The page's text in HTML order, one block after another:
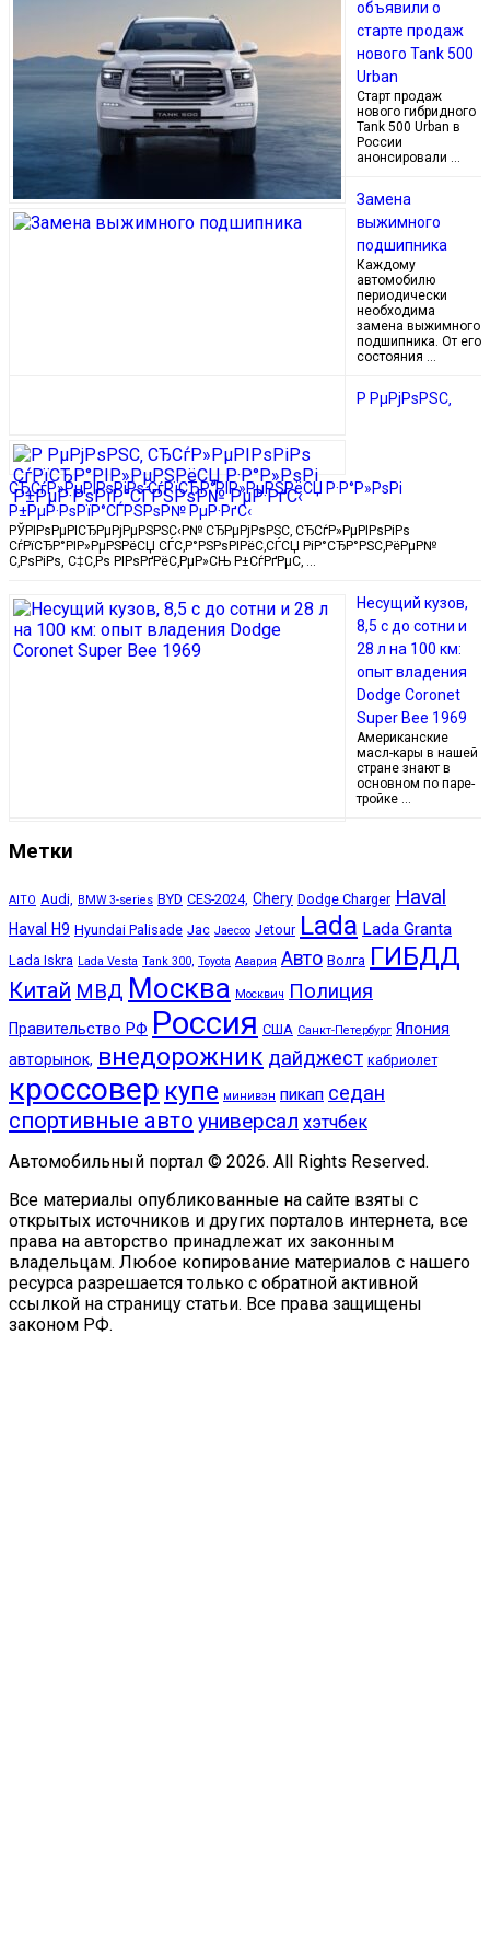
объявили о
старте продаж
нового Tank 500
Urban
Старт продаж
нового гибридного
Tank 500 Urban в
России
анонсировали …
Замена
выжимного
подшипника
Каждому
автомобилю
периодически
необходима
замена выжимного
подшипника. От его
состояния …
Р РµРјРѕРЅС‚
СЂСѓР»РµРІРѕРіРѕ СѓРїСЂР°РІР»РµРЅРёСЏ Р·Р°Р»РѕРі
Р±РµР·РѕРїР°СЃРЅРѕР№ РµР·РґС‹
РЎРІРѕРµРІСЂРµРјРµРЅРЅС‹Р№ СЂРµРјРѕРЅС‚ СЂСѓР»РµРІРѕРіРѕ
СѓРїСЂР°РІР»РµРЅРёСЏ СЃС‚Р°РЅРѕРІРёС‚СЃСЏ РіР°СЂР°РЅС‚РёРµР№
С‚РѕРіРѕ, С‡С‚Рѕ РІРѕРґРёС‚РµР»СЊ Р±СѓРґРµС‚ …
Несущий кузов,
8,5 с до сотни и
28 л на 100 км:
опыт владения
Dodge Coronet
Super Bee 1969
Американские
масл-кары в нашей
стране знают в
основном по паре-
тройке …
Метки
AITO Audi, BMW 3-series BYD CES-2024, Chery Dodge Charger Haval
Haval H9 Hyundai Palisade Jac Jaecoo Jetour Lada Lada Granta
Lada Iskra Lada Vesta Tank 300, Toyota Авария Авто Волга ГИБДД
Китай МВД Москва Москвич Полиция
Правительство РФ Россия США Санкт-Петербург Япония
авторынок, внедорожник дайджест кабриолет
кроссовер купе минивэн пикап седан
спортивные авто универсал хэтчбек
Автомобильный портал © 2026. All Rights Reserved.
Все материалы опубликованные на сайте взяты с
открытых источников и других порталов интернета, все
права на авторство принадлежат их законным
владельцам. Любое копирование материалов с нашего
ресурса разрешается только с обратной активной
ссылкой на страницу статьи. Все права защищены
законом РФ.